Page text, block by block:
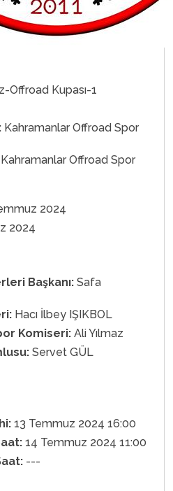
Offroad Kupası-1
Kahramanlar Offroad Spor
Kahramanlar Offroad Spor
2024
2024
Başkanı: Safa
Hacı İlbey IŞIKBOL
Komiseri: Ali Yılmaz
Servet GÜL
13 Temmuz 2024 16:00
14 Temmuz 2024 11:00
---